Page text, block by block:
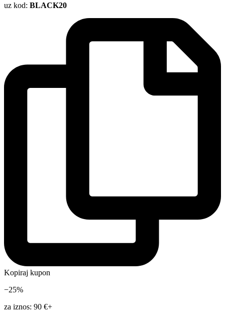
uz kod: BLACK20
Kopiraj kupon
−25%
za iznos: 90 €+